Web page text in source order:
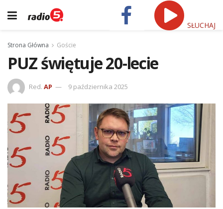
SŁUCHAJ
Strona Główna Goście
PUZ świętuje 20-lecie
Red. AP 9 października 2025